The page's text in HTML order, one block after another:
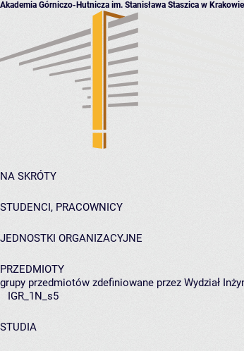
Akademia Górniczo-Hutnicza im. Stanisława Staszica w Krakowie
NA SKRÓTY
STUDENCI, PRACOWNICY
JEDNOSTKI ORGANIZACYJNE
PRZEDMIOTY
grupy przedmiotów zdefiniowane przez Wydział
IGR_1N_s5
STUDIA